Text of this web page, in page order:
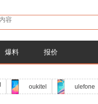
爆料 报价
oukitel ulefone